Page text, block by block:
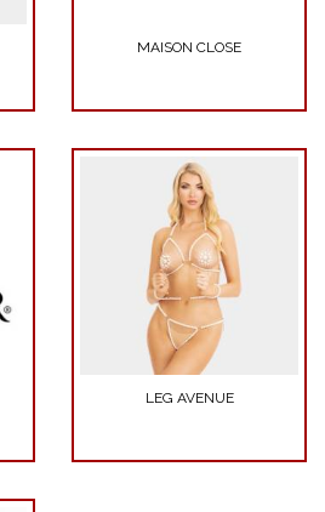
MAISON CLOSE
LEG AVENUE